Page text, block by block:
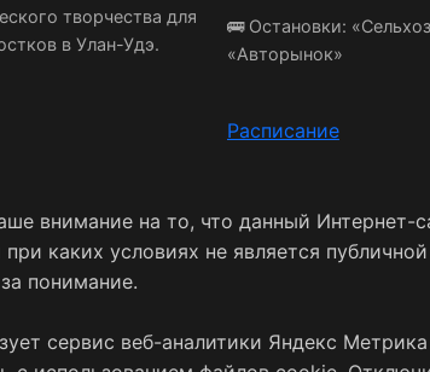
творчества для
в Улан-Удэ.
🚌 Остановки:
«Авторынок»
Расписание
внимание на то, что данный Интернет-
каких условиях не является
понимание.
сервис веб-аналитики Яндекс